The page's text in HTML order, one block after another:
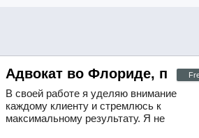
сферы обслуживания
Адвокат во Флориде, по
В своей работе я уделяю внимание
каждому клиенту и стремлюсь к
максимальному результату. Я не